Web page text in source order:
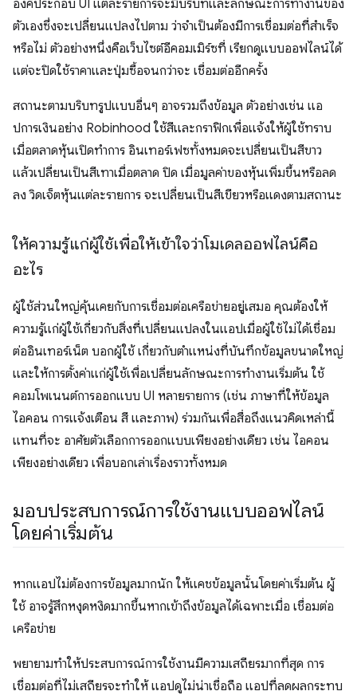
องค์ประกอบ UI แต่ละรายการจะมีบริบทและลักษณะการทำงานของ
ตัวเองซึ่งจะเปลี่ยนแปลงไปตาม ว่าจำเป็นต้องมีการเชื่อมต่อที่สำเร็จ
หรือไม่ ตัวอย่างหนึ่งคือเว็บไซต์อีคอมเมิร์ซที่ เรียกดูแบบออฟไลน์ได้
แต่จะปิดใช้ราคาและปุ่มซื้อจนกว่าจะ เชื่อมต่ออีกครั้ง
สถานะตามบริบทรูปแบบอื่นๆ อาจรวมถึงข้อมูล ตัวอย่างเช่น แอ
ปการเงินอย่าง Robinhood ใช้สีและกราฟิกเพื่อแจ้งให้ผู้ใช้ทราบ
เมื่อตลาดหุ้นเปิดทำการ อินเทอร์เฟซทั้งหมดจะเปลี่ยนเป็นสีขาว
แล้วเปลี่ยนเป็นสีเทาเมื่อตลาด ปิด เมื่อมูลค่าของหุ้นเพิ่มขึ้นหรือลด
ลง วิดเจ็ตหุ้นแต่ละรายการ จะเปลี่ยนเป็นสีเขียวหรือแดงตามสถานะ
ให้ความรู้แก่ผู้ใช้เพื่อให้เข้าใจว่าโมเดลออฟไลน์คือ
อะไร
ผู้ใช้ส่วนใหญ่คุ้นเคยกับการเชื่อมต่อเครือข่ายอยู่เสมอ คุณต้องให้
ความรู้แก่ผู้ใช้เกี่ยวกับสิ่งที่เปลี่ยนแปลงในแอปเมื่อผู้ใช้ไม่ได้เชื่อม
ต่ออินเทอร์เน็ต บอกผู้ใช้ เกี่ยวกับตำแหน่งที่บันทึกข้อมูลขนาดใหญ่
และให้การตั้งค่าแก่ผู้ใช้เพื่อเปลี่ยนลักษณะการทำงานเริ่มต้น ใช้
คอมโพเนนต์การออกแบบ UI หลายรายการ (เช่น ภาษาที่ให้ข้อมูล
ไอคอน การแจ้งเตือน สี และภาพ) ร่วมกันเพื่อสื่อถึงแนวคิดเหล่านี้
แทนที่จะ อาศัยตัวเลือกการออกแบบเพียงอย่างเดียว เช่น ไอคอน
เพียงอย่างเดียว เพื่อบอกเล่าเรื่องราวทั้งหมด
มอบประสบการณ์การใช้งานแบบออฟไลน์
โดยค่าเริ่มต้น
หากแอปไม่ต้องการข้อมูลมากนัก ให้แคชข้อมูลนั้นโดยค่าเริ่มต้น ผู้
ใช้ อาจรู้สึกหงุดหงิดมากขึ้นหากเข้าถึงข้อมูลได้เฉพาะเมื่อ เชื่อมต่อ
เครือข่าย
พยายามทำให้ประสบการณ์การใช้งานมีความเสถียรมากที่สุด การ
เชื่อมต่อที่ไม่เสถียรจะทำให้ แอปดูไม่น่าเชื่อถือ แอปที่ลดผลกระทบ